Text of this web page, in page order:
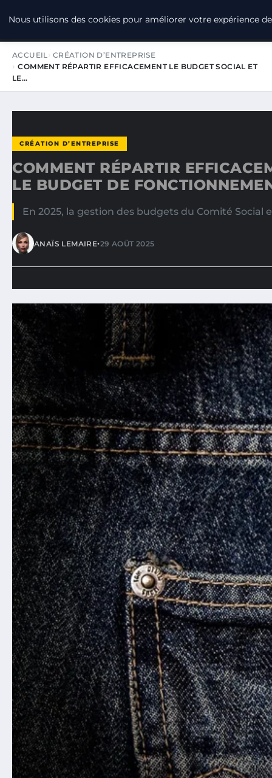
LPO CONSULTING
ACCUEIL CRÉATION D’ENTREPRISE
COMMENT RÉPARTIR EFFICACEMENT LE BUDGET SOCIAL ET
LE…
CRÉATION D’ENTREPRISE
COMMENT RÉPARTIR
LE BUDGET DE
En 2025, la gestion des budgets du Comité
ANAÏS LEMAIRE•29 AOÛT 2025
Nous utilisons des cookies pour améliorer votre expérience